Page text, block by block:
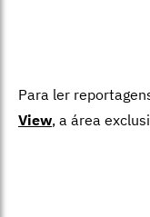
Para ler
View, a área